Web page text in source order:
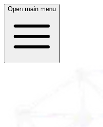
Open main menu